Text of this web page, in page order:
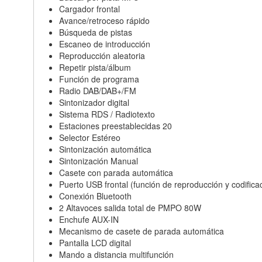
Cargador frontal
Avance/retroceso rápido
Búsqueda de pistas
Escaneo de introducción
Reproducción aleatoria
Repetir pista/álbum
Función de programa
Radio DAB/DAB+/FM
Sintonizador digital
Sistema RDS / Radiotexto
Estaciones preestablecidas 20
Selector Estéreo
Sintonización automática
Sintonización Manual
Casete con parada automática
Puerto USB frontal (función de reproducción y
Conexión Bluetooth
2 Altavoces salida total de PMPO 80W
Enchufe AUX-IN
Mecanismo de casete de parada automática
Pantalla LCD digital
Mando a distancia multifunción